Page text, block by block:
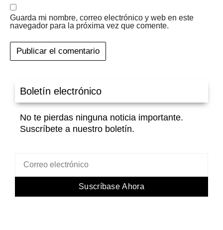
Guarda mi nombre, correo electrónico y web en este
navegador para la próxima vez que comente.
Boletín electrónico
No te pierdas ninguna noticia importante.
Suscríbete a nuestro boletín.
Suscríbase Ahora